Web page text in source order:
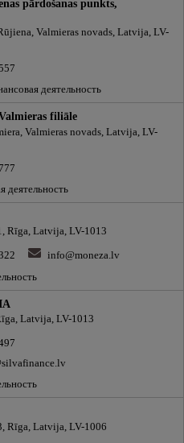
pārdošanas punkts,
Valmieras novads, Latvija, LV-
деятельность
filiāle
Valmieras novads, Latvija, LV-
деятельность
Rīga, Latvija, LV-1013
info@moneza.lv
Latvija, LV-1013
Rīga, Latvija, LV-1006